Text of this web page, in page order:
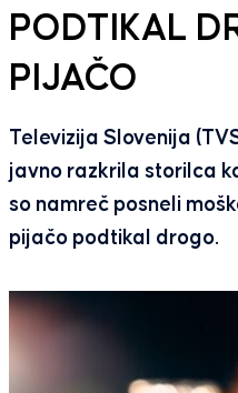
PODTIKAL
PIJAČO
Televizija Slovenija
javno razkrila storilca
so namreč posneli
pijačo podtikal drogo.